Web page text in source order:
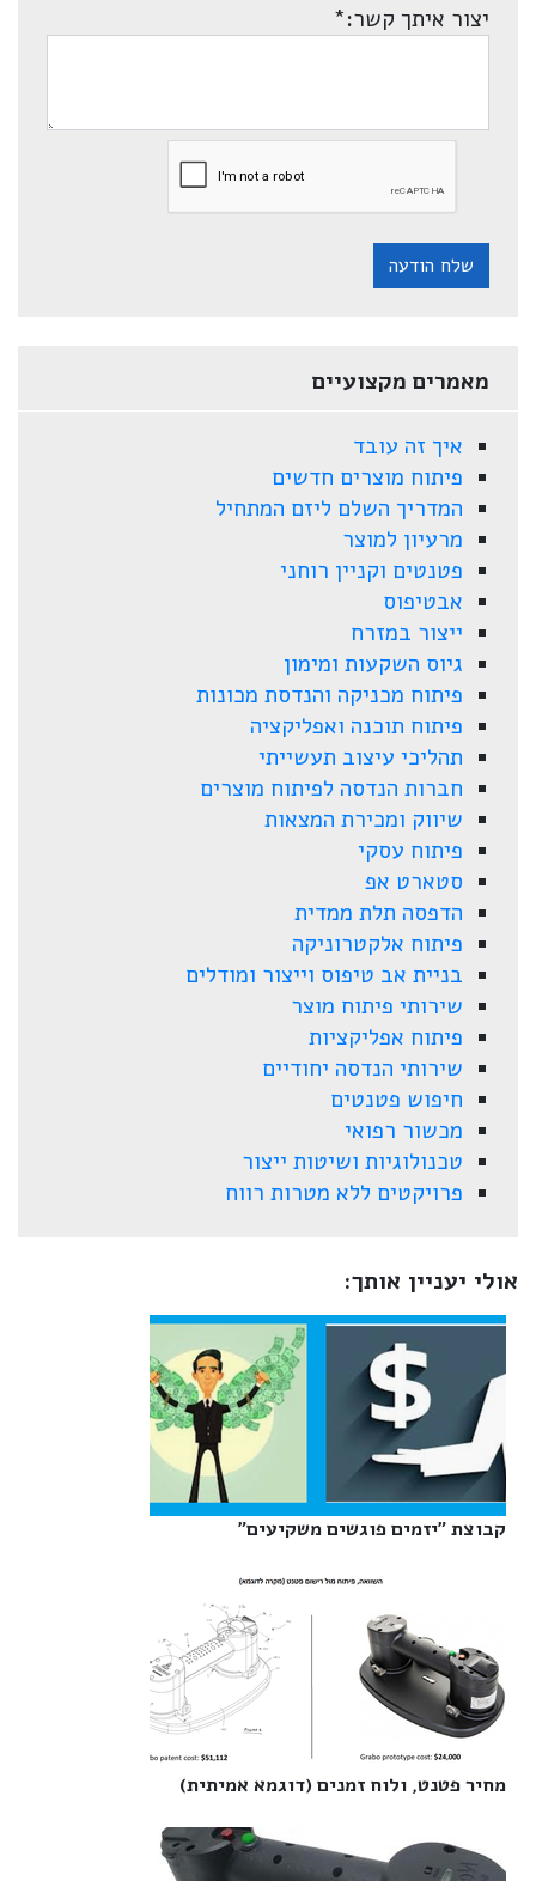
יצור איתך קשר:*
שלח הודעה
מאמרים מקצועיים
איך זה עובד
פיתוח מוצרים חדשים
המדריך השלם ליזם המתחיל
מרעיון למוצר
פטנטים וקניין רוחני
אבטיפוס
ייצור במזרח
גיוס השקעות ומימון
פיתוח מכניקה והנדסת מכונות
פיתוח תוכנה ואפליקציה
תהליכי עיצוב תעשייתי
חברות הנדסה לפיתוח מוצרים
שיווק ומכירת המצאות
פיתוח עסקי
סטארט אפ
הדפסה תלת ממדית
פיתוח אלקטרוניקה
בניית אב טיפוס וייצור ומודלים
שירותי פיתוח מוצר
פיתוח אפליקציות
שירותי הנדסה יחודיים
חיפוש פטנטים
מכשור רפואי
טכנולוגיות ושיטות ייצור
פרויקטים ללא מטרות רווח
אולי יעניין אותך:
קבוצת "יזמים פוגשים משקיעים"‎
מחיר פטנט, ולוח זמנים (דוגמא אמיתית)‎